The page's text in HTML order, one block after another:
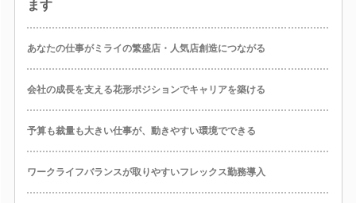
ます
あなたの仕事がミライの繁盛店・人気店創造につながる
会社の成長を支える花形ポジションでキャリアを築ける
予算も裁量も大きい仕事が、動きやすい環境でできる
ワークライフバランスが取りやすいフレックス勤務導入